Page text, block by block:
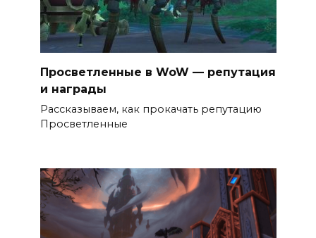
Просветленные в WoW — репутация
и награды
Рассказываем, как прокачать репутацию
Просветленные